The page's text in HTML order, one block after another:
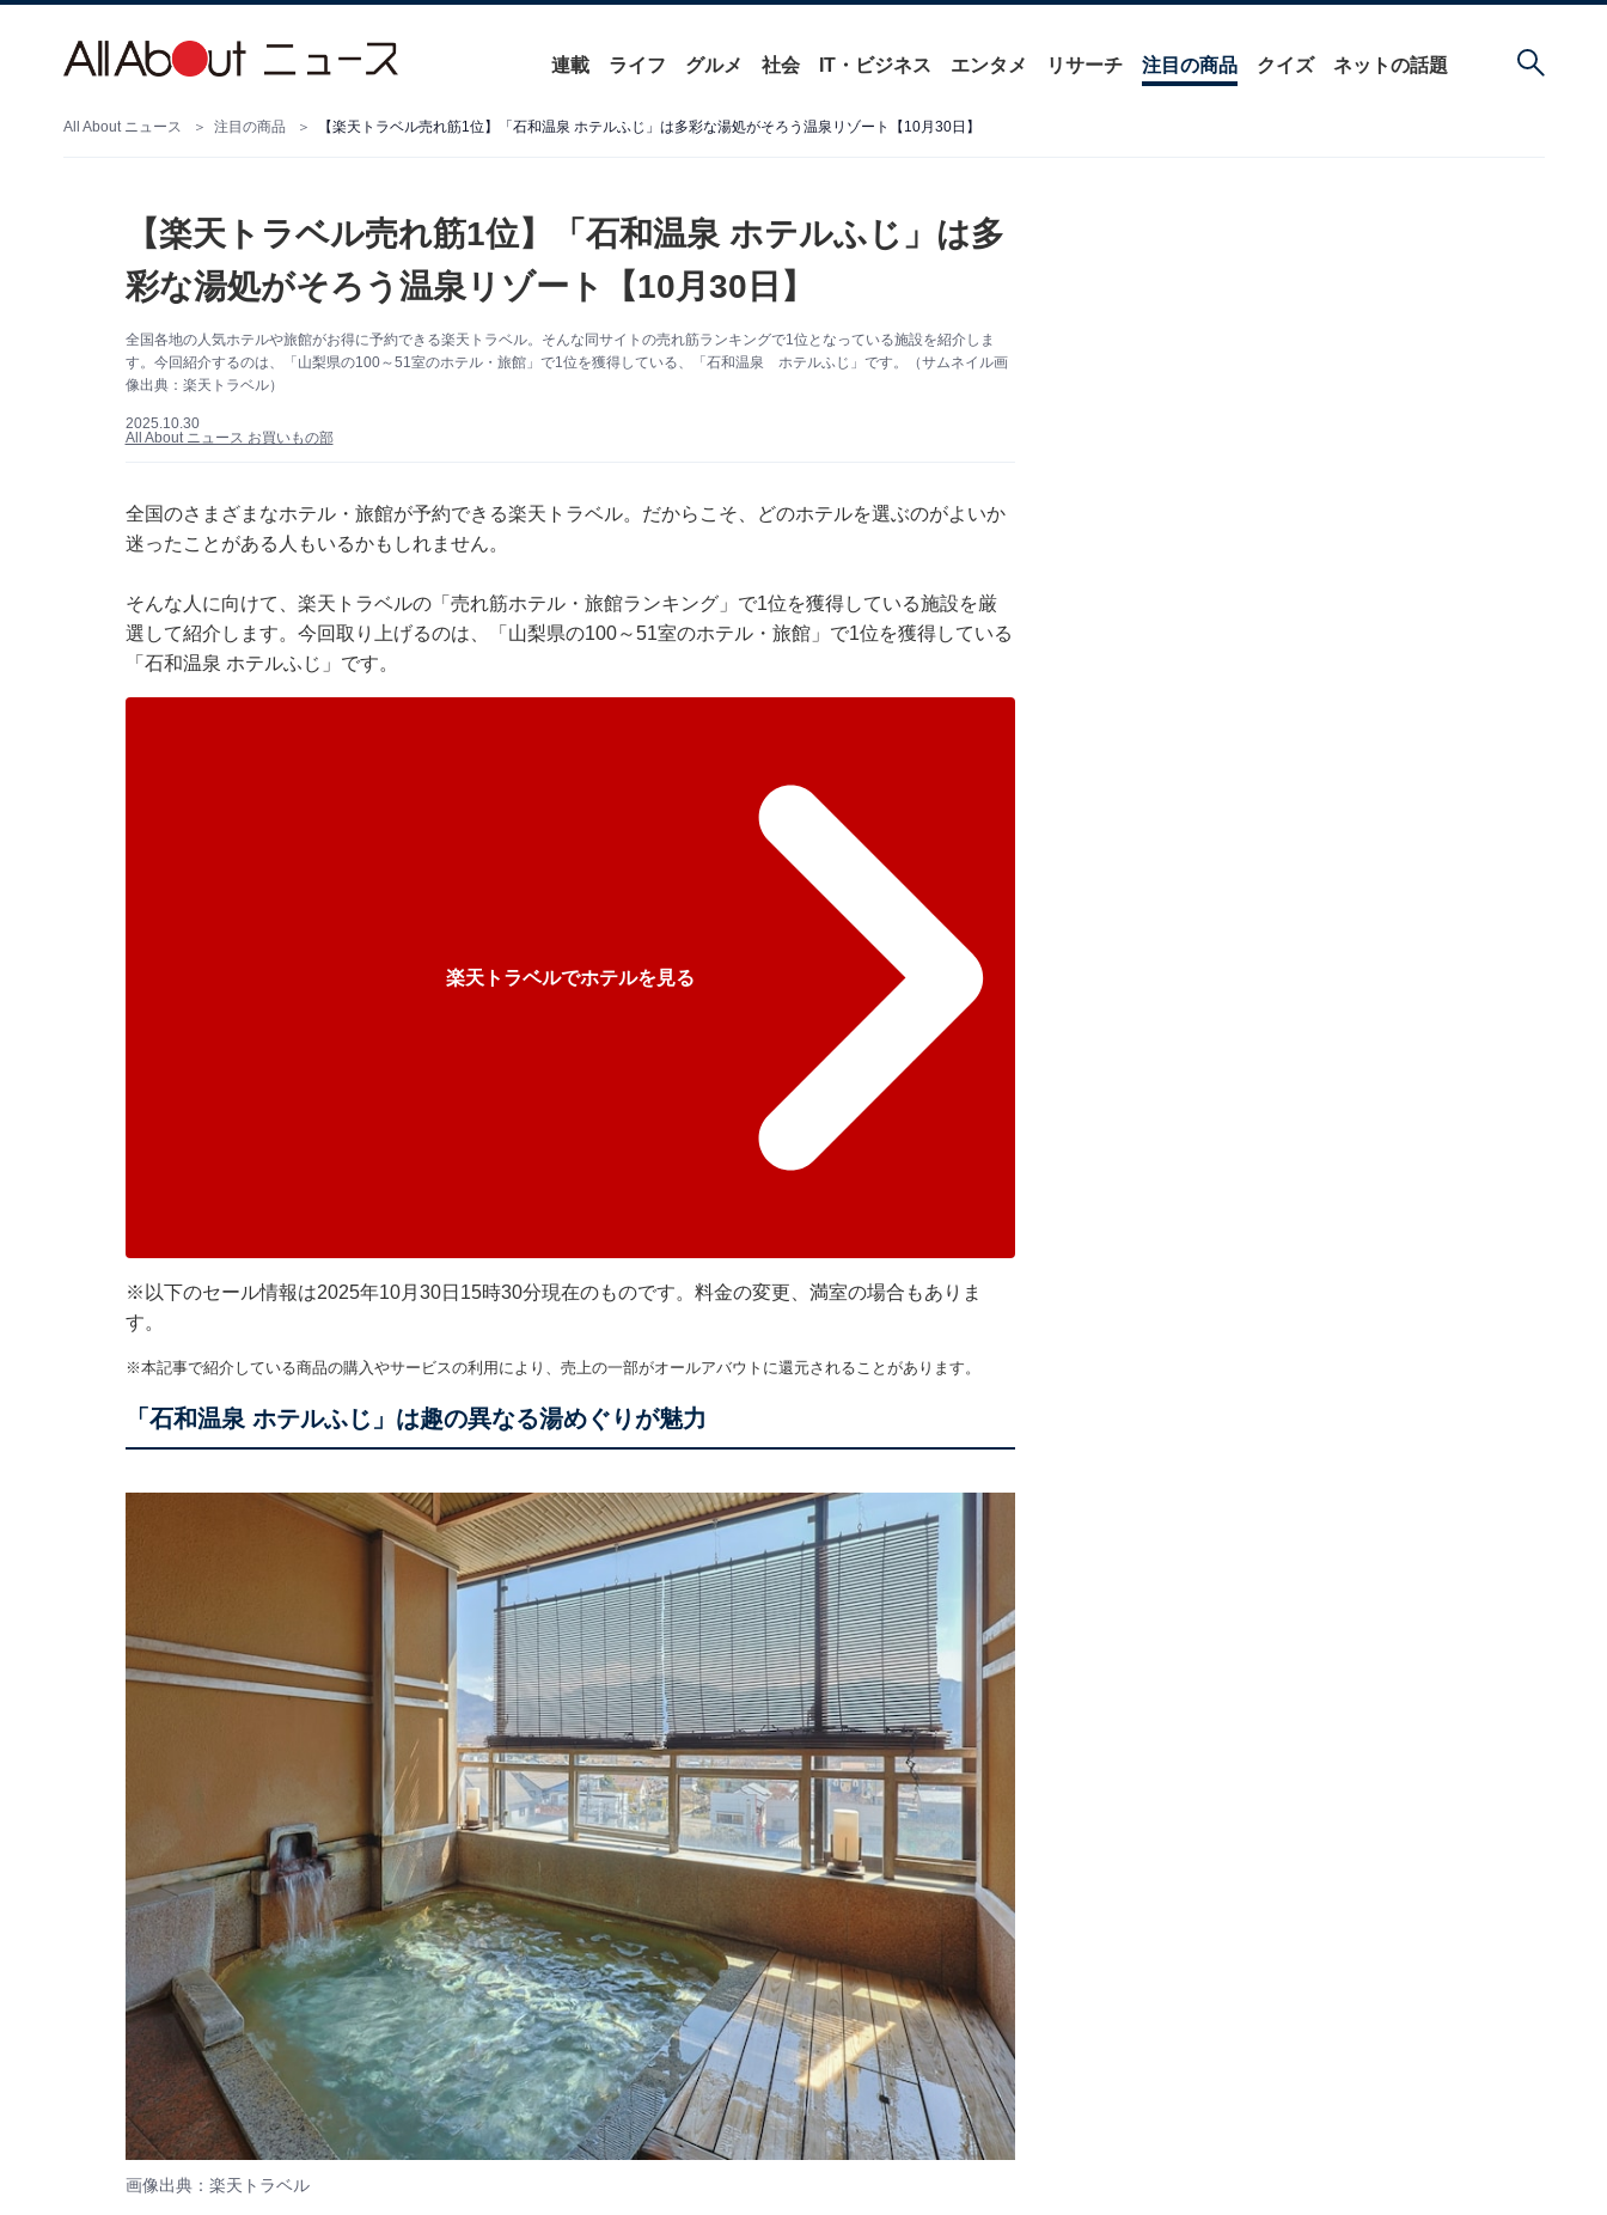
連載 ライフ グルメ 社会 IT・ビジネス エンタメ リサーチ 注目の商品 クイズ ネットの話題
All About ニュース 注目の商品 【楽天トラベル売れ筋1位】「石和温泉 ホテルふじ」は多彩な湯処がそろう温泉リゾート【10月30日】
【楽天トラベル売れ筋1位】「石和温泉 ホテルふじ」は多
彩な湯処がそろう温泉リゾート【10月30日】
全国各地の人気ホテルや旅館がお得に予約できる楽天トラベル。そんな同サイトの売れ筋ランキングで1位となっている施設を紹介しま
す。今回紹介するのは、「山梨県の100～51室のホテル・旅館」で1位を獲得している、「石和温泉 ホテルふじ」です。（サムネイル画
像出典：楽天トラベル）
2025.10.30
All About ニュース お買いもの部
全国のさまざまなホテル・旅館が予約できる楽天トラベル。だからこそ、どのホテルを選ぶのがよいか
迷ったことがある人もいるかもしれません。
そんな人に向けて、楽天トラベルの「売れ筋ホテル・旅館ランキング」で1位を獲得している施設を厳
選して紹介します。今回取り上げるのは、「山梨県の100～51室のホテル・旅館」で1位を獲得している
「石和温泉 ホテルふじ」です。
楽天トラベルでホテルを見る
※以下のセール情報は2025年10月30日15時30分現在のものです。料金の変更、満室の場合もありま
す。
※本記事で紹介している商品の購入やサービスの利用により、売上の一部がオールアバウトに還元されることがあります。
「石和温泉 ホテルふじ」は趣の異なる湯めぐりが魅力
画像出典：楽天トラベル